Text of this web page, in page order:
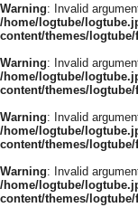
Warning: Invalid
/home/logtube/
content/themes/
Warning: Invalid
/home/logtube/
content/themes/
Warning: Invalid
/home/logtube/
content/themes/
Warning: Invalid
/home/logtube/
content/themes/